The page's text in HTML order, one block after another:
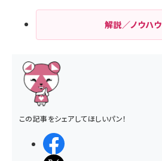
解説／ノウハウ
この記事をシェアしてほしいパン！